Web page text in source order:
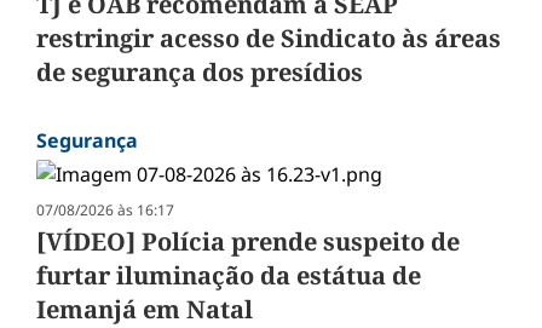
restringir acesso de Sindicato às áreas
de segurança dos presídios
Segurança
07/08/2026 às 16:17
[VÍDEO] Polícia prende suspeito de
furtar iluminação da estátua de
Iemanjá em Natal